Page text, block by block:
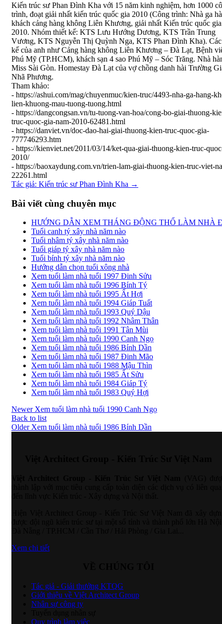
Kiến trúc sư Phan Đình Kha với 15 năm kinh nghiệm, hơn 1000
trình, đoạt giải nhất kiến trúc quốc gia 2010 (Công trình: Nhà ga
khách cảng hàng không Liên Khương, giải nhất Kiến trúc quốc gia
2010. Nhóm thiết kế: KTS Lưu Hướng Dương, KTS Trần Trung
Vương, KTS Nguyễn Thị Quỳnh Nga, KTS Phan Đình Kha).
kế của anh như Cảng hàng không Liên Khương – Đà Lạt, Bệnh
Phú Mỹ (TP.HCM), khách sạn 4 sao Phú Mỹ – Sóc Trăng. Nhà
Miss Sài Gòn. Homestay Đà Lạt của vợ chồng danh hài Trường
Nhã Phương.
Tham khảo:
- https://ashui.com/mag/chuyenmuc/kien-truc/4493-nha-ga-hang-
lien-khuong-mau-tuong-tuong.html
- https://dangcongsan.vn/tu-tuong-van-hoa/cong-bo-giai-thuong-
truc-quoc-gia-nam-2010-62481.html
- https://danviet.vn/doc-dao-hai-giai-thuong-kien-truc-quoc-gia-
777746293.htm
- https://kienviet.net/2011/03/14/ket-qua-giai-thuong-kien-truc-
2010/
- https://baoxaydung.com.vn/trien-lam-giai-thuong-kien-truc-viet-
22261.html
Tác giả: Kiến trúc sư Phan Đình Kha →
Bài viết cùng chuyên mục
HƯỚNG DẪN XEM THÁNG ĐỘNG THỔ LÀM NHÀ
Tuổi canh tý xây nhà năm nào
Tuổi nhâm tý xây nhà năm nào
Tuổi giáp tý xây nhà năm nào
Tuổi bính tý xây nhà năm nào
Hướng dẫn chọn tuổi xông nhà
Xem tuổi làm nhà tuổi 1997 Đinh Sửu
Xem tuổi làm nhà tuổi 1996 Bính Tý
Xem tuổi làm nhà tuổi 1995 Ất Hợi
Xem tuổi làm nhà tuổi 1994 Giáp Tuất
Xem tuổi làm nhà tuổi 1993 Quý Dậu
Xem tuổi làm nhà tuổi 1992 Nhâm Thân
Xem tuổi làm nhà tuổi 1991 Tân Mùi
Xem tuổi làm nhà tuổi 1990 Canh Ngọ
Xem tuổi làm nhà tuổi 1986 Bính Dần
Xem tuổi làm nhà tuổi 1987 Đinh Mão
Xem tuổi làm nhà tuổi 1988 Mậu Thìn
Xem tuổi làm nhà tuổi 1985 Ất Sửu
Xem tuổi làm nhà tuổi 1984 Giáp Tý
Xem tuổi làm nhà tuổi 1983 Quý Hợi
Newer Xem tuổi làm nhà tuổi 1990 Canh Ngọ
Back to list
Older Xem tuổi làm nhà tuổi 1986 Bính Dần
Xem chi tiết
Tác giả - Giải thưởng KTQG
Giới thiệu về Việt Architect Group
Nhân sự công ty
Quy trình làm việc